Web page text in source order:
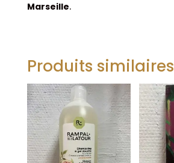
Marseille.
Produits similaires